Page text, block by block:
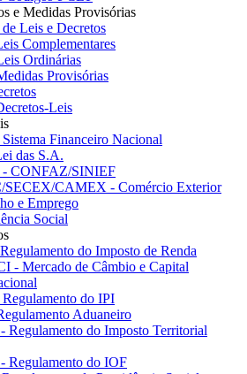
e Medidas Provisórias
Leis e Decretos
Complementares
Ordinárias
Provisórias
Leis
Financeiro Nacional
das S.A.
CONFAZ/SINIEF
SECEX/CAMEX - Comércio Exterior
e Emprego
Social
do Imposto de Renda
- Mercado de Câmbio e Capital
do IPI
Aduaneiro
Regulamento do Imposto Territorial
Regulamento do IOF